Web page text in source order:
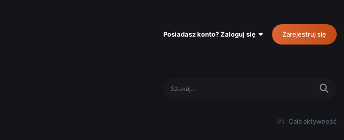
Posiadasz konto? Zaloguj się Zarejestruj się
Cała aktywność